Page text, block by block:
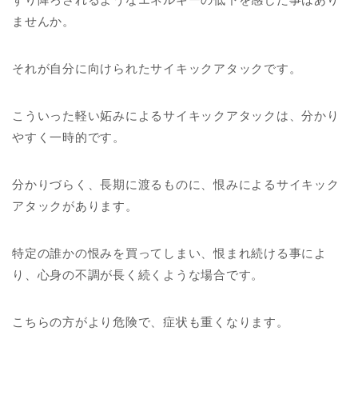
ませんか。
それが自分に向けられたサイキックアタックです。
こういった軽い妬みによるサイキックアタックは、分かり
やすく一時的です。
分かりづらく、長期に渡るものに、恨みによるサイキック
アタックがあります。
特定の誰かの恨みを買ってしまい、恨まれ続ける事によ
り、心身の不調が長く続くような場合です。
こちらの方がより危険で、症状も重くなります。